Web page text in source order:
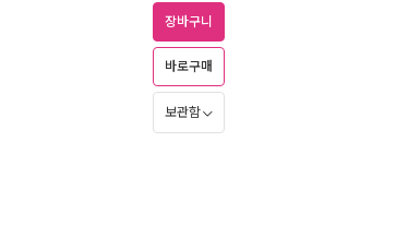
장바구니
바로구매
보관함